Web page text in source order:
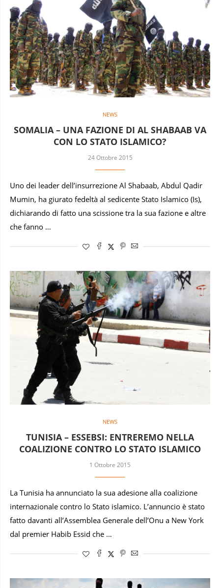
NEWS
SOMALIA – UNA FAZIONE DI AL SHABAAB VA
CON LO STATO ISLAMICO?
24 Ottobre 2015
Uno dei leader dell’insurrezione Al Shabaab, Abdul Qadir
Mumin, ha giurato fedeltà al sedicente Stato Islamico (Is),
dichiarando di fatto una scissione tra la sua fazione e altre
che fanno …
NEWS
TUNISIA – ESSEBSI: ENTREREMO NELLA
COALIZIONE CONTRO LO STATO ISLAMICO
1 Ottobre 2015
La Tunisia ha annunciato la sua adesione alla coalizione
internazionale contro lo Stato islamico. L’annuncio è stato
fatto davanti all’Assemblea Generale dell’Onu a New York
dal premier Habib Essid che …